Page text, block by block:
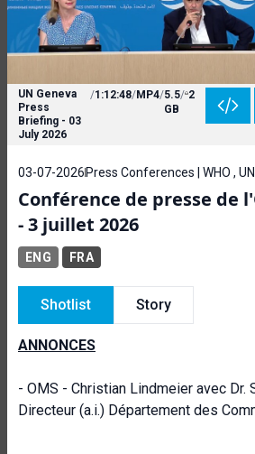
UN Geneva
Press
Briefing - 03
July 2026
/1:12:48/MP4/5.5
GB
/ 2
03-07-2026 Press Conferences | WHO ,
Conférence de presse de
- 3 juillet 2026
ENG FRA
Shotlist Story
ANNONCES
- OMS - Christian Lindmeier avec Dr.
Directeur (a.i.) Département des